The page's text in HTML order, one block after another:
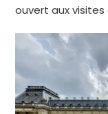
ouvert aux